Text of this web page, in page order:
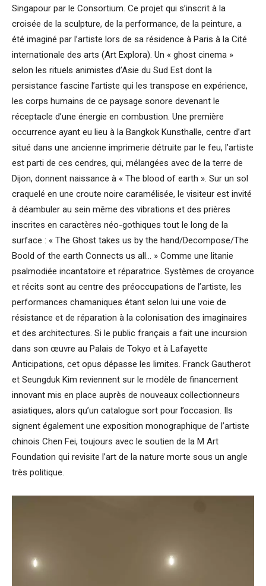
Singapour par le Consortium. Ce projet qui s’inscrit à la
croisée de la sculpture, de la performance, de la peinture, a
été imaginé par l’artiste lors de sa résidence à Paris à la Cité
internationale des arts (Art Explora). Un « ghost cinema »
selon les rituels animistes d’Asie du Sud Est dont la
persistance fascine l’artiste qui les transpose en expérience,
les corps humains de ce paysage sonore devenant le
réceptacle d’une énergie en combustion. Une première
occurrence ayant eu lieu à la Bangkok Kunsthalle, centre d’art
situé dans une ancienne imprimerie détruite par le feu, l’artiste
est parti de ces cendres, qui, mélangées avec de la terre de
Dijon, donnent naissance à « The blood of earth ». Sur un sol
craquelé en une croute noire caramélisée, le visiteur est invité
à déambuler au sein même des vibrations et des prières
inscrites en caractères néo-gothiques tout le long de la
surface : « The Ghost takes us by the hand/Decompose/The
Boold of the earth Connects us all… » Comme une litanie
psalmodiée incantatoire et réparatrice. Systèmes de croyance
et récits sont au centre des préoccupations de l’artiste, les
performances chamaniques étant selon lui une voie de
résistance et de réparation à la colonisation des imaginaires
et des architectures. Si le public français a fait une incursion
dans son œuvre au Palais de Tokyo et à Lafayette
Anticipations, cet opus dépasse les limites. Franck Gautherot
et Seungduk Kim reviennent sur le modèle de financement
innovant mis en place auprès de nouveaux collectionneurs
asiatiques, alors qu’un catalogue sort pour l’occasion. Ils
signent également une exposition monographique de l’artiste
chinois Chen Fei, toujours avec le soutien de la M Art
Foundation qui revisite l’art de la nature morte sous un angle
très politique.